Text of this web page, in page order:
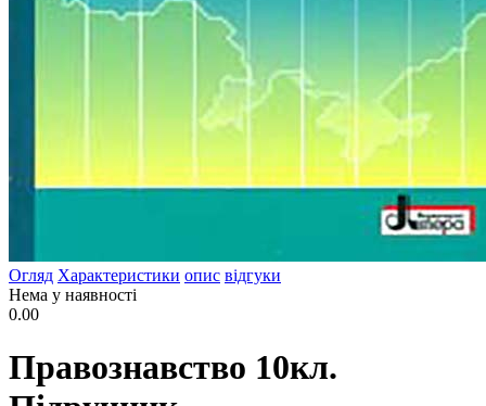
Огляд Характеристики опис відгуки
Нема у наявності
0.00
Правознавство 10кл.